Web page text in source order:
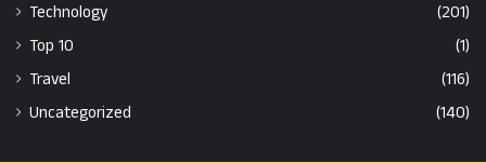
Technology
(201)
Top 10
(1)
Travel
(116)
Uncategorized
(140)